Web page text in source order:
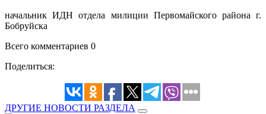
начальник ИДН отдела милиции Первомайского района г.
Бобруйска
Всего комментариев 0
Поделиться:
ДРУГИЕ НОВОСТИ РАЗДЕЛА